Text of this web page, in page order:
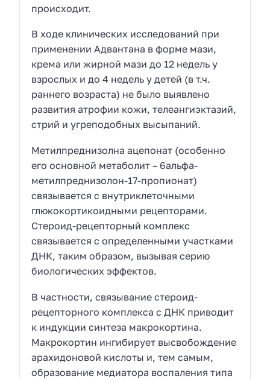
происходит.
В ходе клинических исследований при
применении Адвантана в форме мази,
крема или жирной мази до 12 недель у
взрослых и до 4 недель у детей (в т.ч.
раннего возраста) не было выявлено
развития атрофии кожи, телеангиэктазий,
стрий и угреподобных высыпаний.
Метилпреднизолна ацепонат (особенно
его основной метаболит – 6альфа-
метилпреднизолон-17-пропионат)
связывается с внутриклеточными
глюкокортикоидными рецепторами.
Стероид-рецепторный комплекс
связывается с определенными участками
ДНК, таким образом, вызывая серию
биологических эффектов.
В частности, связывание стероид-
рецепторного комплекса с ДНК приводит
к индукции синтеза макрокортина.
Макрокортин ингибирует высвобождение
арахидоновой кислоты и, тем самым,
образование медиатора воспаления типа